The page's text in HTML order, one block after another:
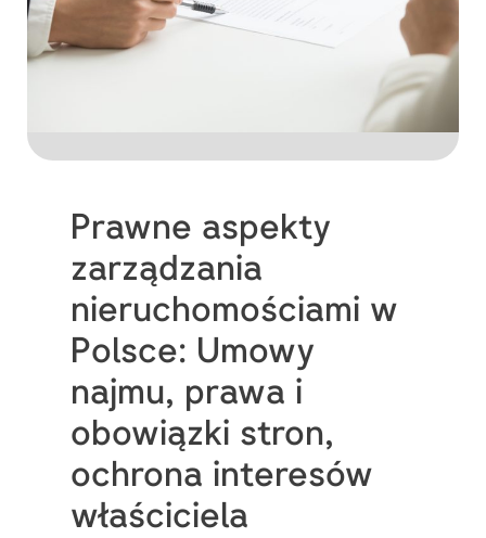
Prawne aspekty
zarządzania
nieruchomościami w
Polsce: Umowy
najmu, prawa i
obowiązki stron,
ochrona interesów
właściciela